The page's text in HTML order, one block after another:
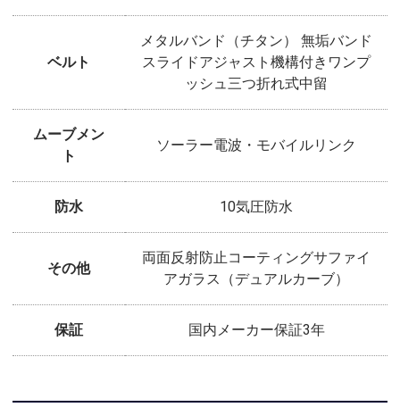
ベルト
メタルバンド（チタン） 無垢バンド
スライドアジャスト機構付きワンプ
ッシュ三つ折れ式中留
ムーブメン
ト
ソーラー電波・モバイルリンク
防水 10気圧防水
その他
両面反射防止コーティングサファイ
アガラス（デュアルカーブ）
保証 国内メーカー保証3年